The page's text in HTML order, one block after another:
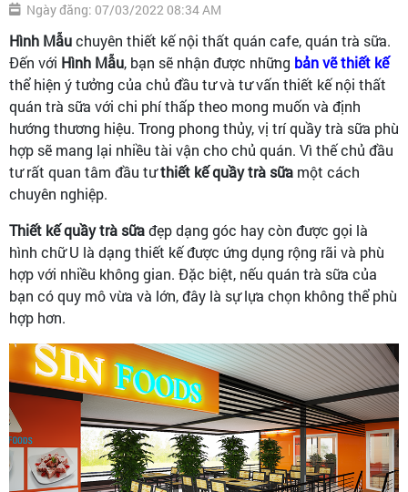
Ngày đăng: 07/03/2022 08:34 AM
Hình Mẫuchuyên thiết kế nội thất quán cafe, quán trà sữa.
Đến với Hình Mẫu, bạn sẽ nhận được những bản vẽ thiết kế
thể hiện ý tưởng của chủ đầu tư và tư vấn thiết kế nội thất
quán trà sữa với chi phí thấp theo mong muốn và định
hướng thương hiệu. Trong phong thủy, vị trí quầy trà sữa phù
hợp sẽ mang lại nhiều tài vận cho chủ quán. Vì thế chủ đầu
tư rất quan tâm đầu tưthiết kế quầy trà sữa một cách
chuyên nghiệp.
Thiết kế quầy trà sữađẹp dạng góc hay còn được gọi là
hình chữ U là dạng thiết kế được ứng dụng rộng rãi và phù
hợp với nhiều không gian. Đặc biệt, nếu quán trà sữa của
bạn có quy mô vừa và lớn, đây là sự lựa chọn không thể phù
hợp hơn.